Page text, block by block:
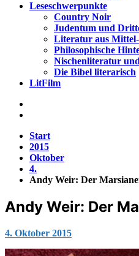
Leseschwerpunkte
Country Noir
Judentum und
Literatur aus
Philosophische
Nischenliteratur
Die Bibel literarisch
LitFilm
Start
2015
Oktober
4.
Andy Weir: Der
Andy Weir: Der
Jana
4. Oktober 2015